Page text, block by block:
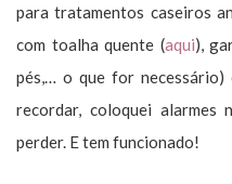
para tratamentos caseiros
com toalha quente (aqui),
pés,… o que for
recordar, coloquei alarmes
perder. E tem funcionado!